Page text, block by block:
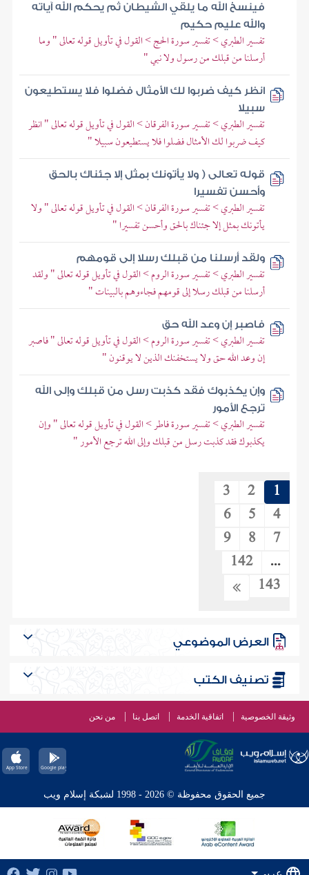
فينسخ الله ما يلقي الشيطان ثم يحكم الله آياته
والله عليم حكيم
تفسير الطبري > تفسير سورة الحج > القول في تأويل قوله تعالى " وما
أرسلنا من قبلك من رسول ولا نبي "
انظر كيف ضربوا لك الأمثال فضلوا فلا يستطيعون
سبيلا
تفسير الطبري > تفسير سورة الفرقان > القول في تأويل قوله تعالى " انظر
كيف ضربوا لك الأمثال فضلوا فلا يستطيعون سبيلا "
قوله تعالى ( ولا يأتونك بمثل إلا جئناك بالحق
وأحسن تفسيرا
تفسير الطبري > تفسير سورة الفرقان > القول في تأويل قوله تعالى " ولا
يأتونك بمثل إلا جئناك بالحق وأحسن تفسيرا "
ولقد أرسلنا من قبلك رسلا إلى قومهم
تفسير الطبري > تفسير سورة الروم > القول في تأويل قوله تعالى " ولقد
أرسلنا من قبلك رسلا إلى قومهم فجاءوهم بالبينات "
فاصبر إن وعد الله حق
تفسير الطبري > تفسير سورة الروم > القول في تأويل قوله تعالى " فاصبر
إن وعد الله حق ولا يستخفنك الذين لا يوقنون "
وإن يكذبوك فقد كذبت رسل من قبلك وإلى الله
ترجع الأمور
تفسير الطبري > تفسير سورة فاطر > القول في تأويل قوله تعالى " وإن
يكذبوك فقد كذبت رسل من قبلك وإلى الله ترجع الأمور "
1
2
3
4
5
6
7
8
9
...
142
143
العرض الموضوعي
تصنيف الكتب
وثيقة الخصوصية اتفاقية الخدمة اتصل بنا من نحن
جميع الحقوق محفوظة © 2026 - 1998 لشبكة إسلام ويب